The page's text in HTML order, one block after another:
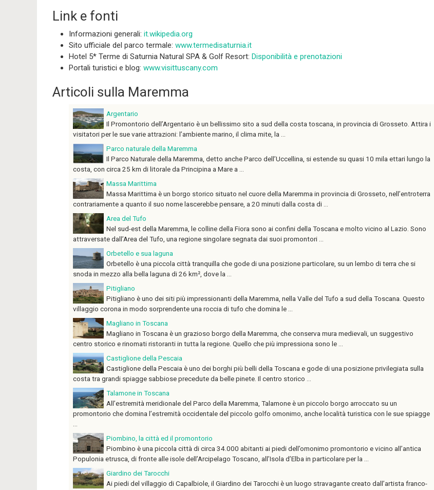
Link e fonti
Informazioni generali: it.wikipedia.org
Sito ufficiale del parco termale: www.termedisaturnia.it
Hotel 5* Terme di Saturnia Natural SPA & Golf Resort: Disponibilità e prenotazioni
Portali turistici e blog: www.visittuscany.com
Articoli sulla Maremma
Argentario
Il Promontorio dell’Argentario è un bellissimo sito a sud della costa toscana, in provincia di Grosseto. Attira i
visitatori per le sue varie attrazioni: l’ambiente marino, il clima mite, la ...
Parco naturale della Maremma
Il Parco Naturale della Maremma, detto anche Parco dell’Uccellina, si estende su quasi 10 mila ettari lungo la
costa, con circa 25 km di litorale da Principina a Mare a ...
Massa Marittima
Massa Marittima è un borgo storico situato nel cuore della Maremma in provincia di Grosseto, nell’entroterra
contrariamente a quanto il suo nome lascerebbe pensare, a 20 minuti dalla costa di ...
Area del Tufo
Nel sud-est della Maremma, le colline della Fiora sono ai confini della Toscana e molto vicino al Lazio. Sono
attraversate dall’Area del Tufo, una regione singolare segnata dai suoi promontori ...
Orbetello e sua laguna
Orbetello è una piccola città tranquilla che gode di una posizione particolare, su un lembo di terra che si
snoda in mezzo alla bella laguna di 26 km², dove la ...
Pitigliano
Pitigliano è uno dei siti più impressionanti della Maremma, nella Valle del Tufo a sud della Toscana. Questo
villaggio corona in modo sorprendente una roccia di tufo che domina le ...
Magliano in Toscana
Magliano in Toscana è un grazioso borgo della Maremma, che conserva mura medievali, un suggestivo
centro storico e rinomati ristoranti in tutta la regione. Quello che più impressiona sono le ...
Castiglione della Pescaia
Castiglione della Pescaia è uno dei borghi più belli della Toscana e gode di una posizione privilegiata sulla
costa tra grandi spiagge sabbiose precedute da belle pinete. Il centro storico ...
Talamone in Toscana
All’estremità meridionale del Parco della Maremma, Talamone è un piccolo borgo arroccato su un
promontorio che domina l’estremità occidentale del piccolo golfo omonimo, anche località turistica con le sue spiagge
Piombino, la città ed il promontorio
Piombino è una piccola città di circa 34.000 abitanti ai piedi dell’omonimo promontorio e vicino all’antica
Populonia etrusca, di fronte alle isole dell’Arcipelago Toscano, all’Isola d’Elba in particolare per la ...
Giardino dei Tarocchi
Ai piedi del villaggio di Capalbiole, il Giardino dei Tarocchi è un luogo stravagante creato dall’artista franco-